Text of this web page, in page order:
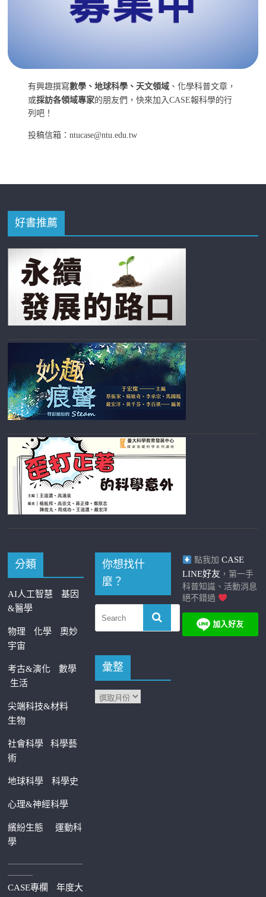
有興趣撰寫數學、地球科學、天文領域 、化學科普文章，
或採訪各領域專家的朋友們，快來加入CASE報科學的行
列吧！
投稿信箱：ntucase@ntu.edu.tw
好書推薦
分類
AI人工智慧
基因
&醫學
物理 化學
奧妙
宇宙
考古&演化
數學
生活
尖端科技&材料
生物
社會科學科學藝
術
地球科學 科學史
心理&神經科學
繽紛生態運動科
學
—————————
———
CASE專欄 年度大
你想找什
麼？
彙整
點我加 CASE
LINE好友 ，第一手
科普知識、活動消息
絕不錯過